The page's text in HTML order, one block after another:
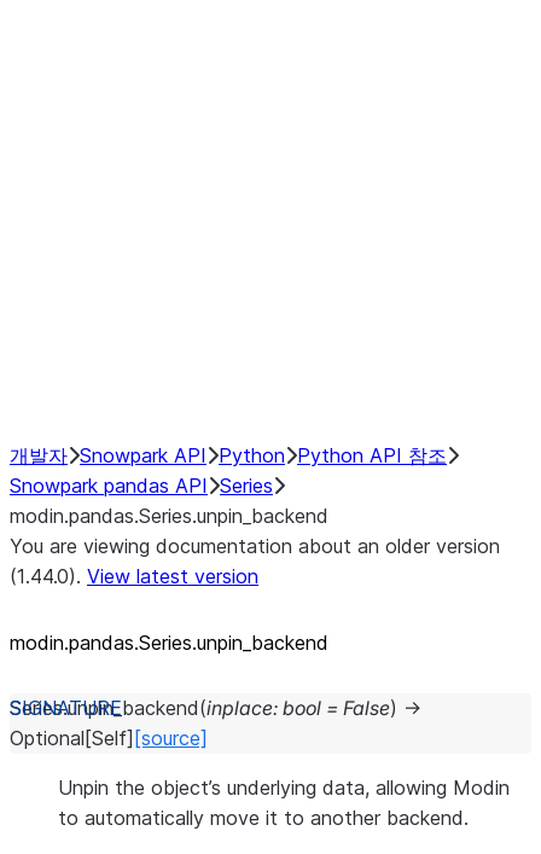
개발자 Snowpark API Python Python API 참조
Snowpark pandas API Series
modin.pandas.Series.unpin_backend
You are viewing documentation about an older version
(1.44.0). View latest version
modin.pandas.Series.unpin_ backend
Series.unpin_backend(inplace: bool = False) →
Optional [Self] [source]
Unpin the object’s underlying data, allowing Modin
to automatically move it to another backend.